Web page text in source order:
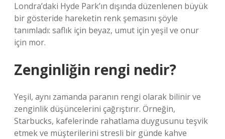
Londra’daki Hyde Park’ın dışında düzenlenen büyük
bir gösteride hareketin renk şemasını şöyle
tanımladı: saflık için beyaz, umut için yeşil ve onur
için mor.
Zenginliğin rengi nedir?
Yeşil, aynı zamanda paranın rengi olarak bilinir ve
zenginlik düşüncelerini çağrıştırır. Örneğin,
Starbucks, kafelerinde rahatlama duygusunu teşvik
etmek ve müşterilerini stresli bir günde kahve